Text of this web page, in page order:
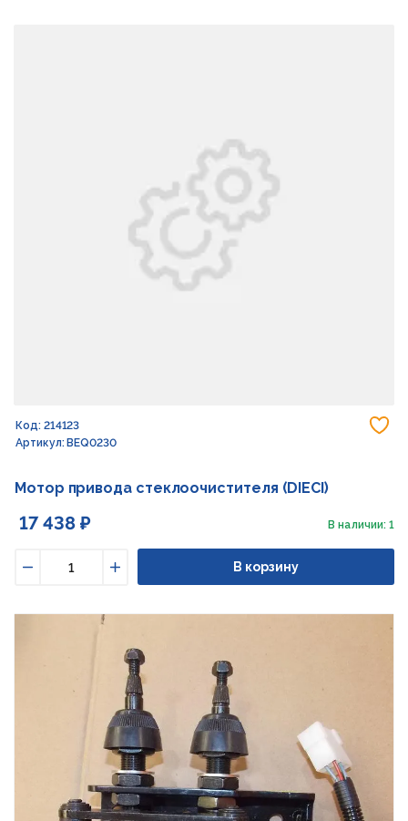
Код: 214123
Артикул: BEQ0230
Мотор привода стеклоочистителя (DIECI)
17 438 ₽ В наличии: 1
Увеличить
В корзину